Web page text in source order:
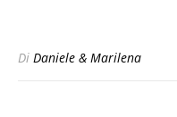
Di Daniele & Marilena